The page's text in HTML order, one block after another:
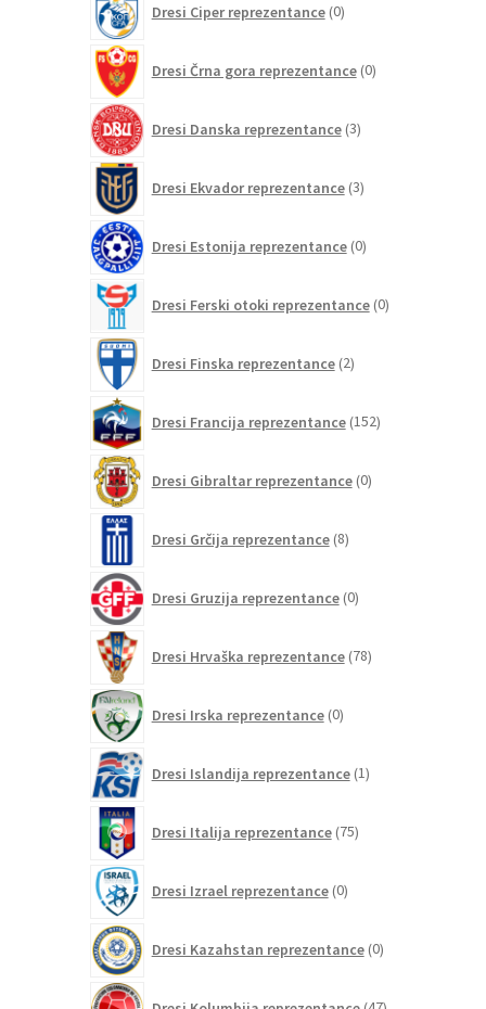
Dresi Ciper reprezentance 0izdelkov
Dresi Črna gora reprezentance 0izdelkov
Dresi Danska reprezentance 3izdelki
Dresi Ekvador reprezentance 3izdelki
Dresi Estonija reprezentance 0izdelkov
Dresi Ferski otoki reprezentance 0izdelkov
Dresi Finska reprezentance 2izdelka
Dresi Francija reprezentance 152izdelkov
Dresi Gibraltar reprezentance 0izdelkov
Dresi Grčija reprezentance 8izdelkov
Dresi Gruzija reprezentance 0izdelkov
Dresi Hrvaška reprezentance 78izdelkov
Dresi Irska reprezentance 0izdelkov
Dresi Islandija reprezentance 1izdelek
Dresi Italija reprezentance 75izdelkov
Dresi Izrael reprezentance 0izdelkov
Dresi Kazahstan reprezentance 0izdelkov